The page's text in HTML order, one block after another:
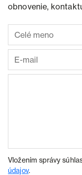
obnovenie,
Vložením správy
údajov.